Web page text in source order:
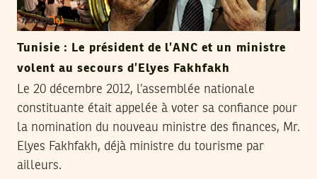
Tunisie : Le président de l’ANC et un ministre
volent au secours d’Elyes Fakhfakh
Le 20 décembre 2012, l’assemblée nationale
constituante était appelée à voter sa confiance pour
la nomination du nouveau ministre des finances, Mr.
Elyes Fakhfakh, déjà ministre du tourisme par
ailleurs.